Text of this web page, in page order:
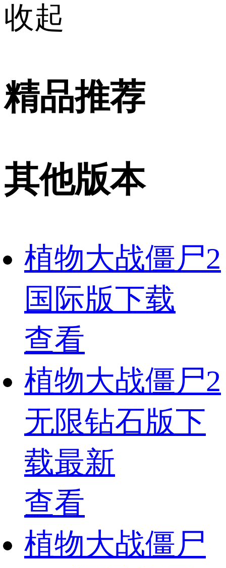
收起
精品推荐
其他版本
植物大战僵尸2
国际版下载
查看
植物大战僵尸2
无限钻石版下
载最新
查看
植物大战僵尸